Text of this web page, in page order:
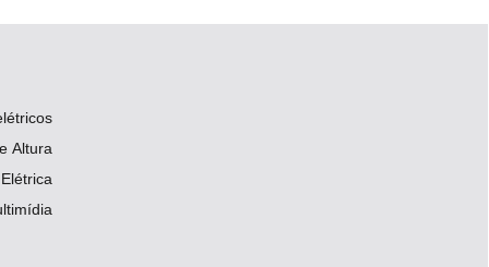
Altura